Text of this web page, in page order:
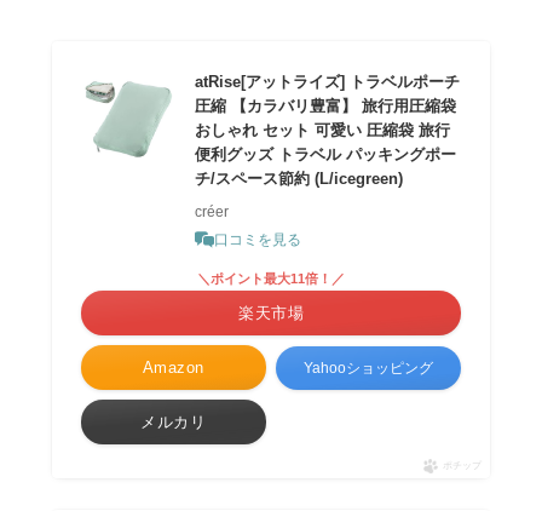
atRise[アットライズ] トラベルポーチ
圧縮 【カラバリ豊富】 旅行用圧縮袋
おしゃれ セット 可愛い 圧縮袋 旅行
便利グッズ トラベル パッキングポー
チ/スペース節約 (L/icegreen)
créer
口コミを見る
Amazon
＼ポイント最大11倍！／
楽天市場
Yahooショッピング
メルカリ
ポチップ